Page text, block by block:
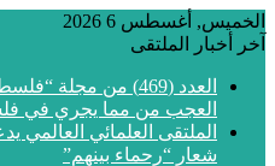
الخميس, أغسطس 6 2026
آخر أخبار الملتقى
العدد (469) من مجلة
العجب من مما يجري في
الملتقى العلمائي العالمي
شعار “رحماء بينهم”